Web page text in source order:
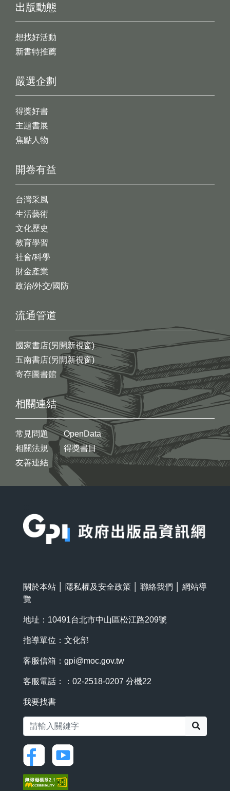
出版動態
想找好活動
新書特推薦
開卷有益
台灣采風
生活藝術
文化歷史
教育學習
社會/科學
財金產業
政治/外交/國防
嚴選企劃
得獎好書
主題書展
焦點人物
流通管道
國家書店(另開新視窗)
五南書店(另開新視窗)
寄存圖書館
相關連結
常見問題
相關法規
友善連結
OpenData
得獎書目
關於本站 隱私權及安全政策 聯絡我們
網站導
覽
地址：10491台北市中山區松江路209號
指導單位：文化部
客服信箱： gpi@moc.gov.tw
客服電話：：02-2518-0207 分機22
我要找書